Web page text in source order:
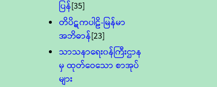
ပြန်[35]
တိပိဋကပါဠိ-မြန်မာ
အဘိဓာန်[23]
သာသနာရေး၀န်ကြီးဌာန
မှ ထုတ်ဝေသော စာအုပ်
များ